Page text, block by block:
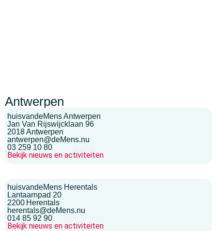
Antwerpen
huisvandeMens Antwerpen
Jan Van Rijswijcklaan 96
2018Antwerpen
antwerpen@deMens.nu
03 259 10 80
Bekijk nieuws en activiteiten
huisvandeMens Herentals
Lantaarnpad 20
2200 Herentals
herentals@deMens.nu
014 85 92 90
Bekijk nieuws en activiteiten